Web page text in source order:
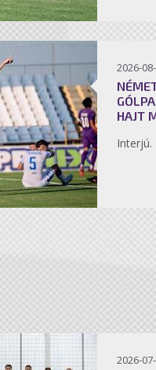
2026-
HAJT
Interjú.
2026-